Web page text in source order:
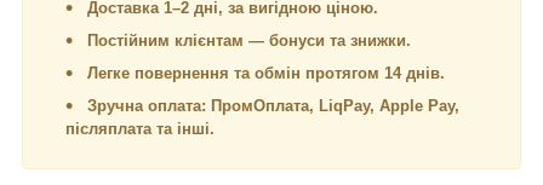
Доставка 1–2 дні, за вигідною ціною.
Постійним клієнтам — бонуси та знижки.
Легке повернення та обмін протягом 14 днів.
Зручна оплата: ПромОплата, LiqPay, Apple Pay,
післяплата та інші.